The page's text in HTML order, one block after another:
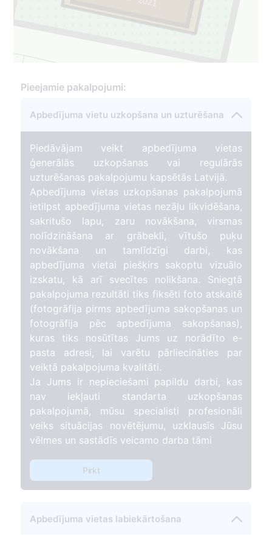
Pieejamie pakalpojumi:
Apbedījuma vietu uzkopšana un uzturēšana
Piedāvājam veikt apbedījuma vietas
ģenerālās uzkopšanas vai regulārās
uzturēšanas pakalpojumu kapsētās Latvijā.
Apbedījuma vietas uzkopšanas pakalpojumā
ietilpst apbedījuma vietas nezāļu likvidēšana,
sakritušo lapu, zaru novākšana, virsmas
nolīdzināšana ar grābekli, vītušo puķu
novākšana un tamlīdzīgi darbi, kas
apbedījuma vietai piešķirs sakoptu vizuālo
izskatu, kā arī svecītes nolikšana. Sniegtā
pakalpojuma rezultāti tiks fiksēti foto atskaitē
(fotogrāfija pirms apbedījuma sakopšanas un
fotogrāfija pēc apbedījuma sakopšanas),
kuras tiks nosūtītas Jums uz norādīto e-
pasta adresi, lai varētu pārliecināties par
veiktā pakalpojuma kvalitāti.
Ja Jums ir nepieciešami papildu darbi, kas
nav iekļauti standarta uzkopšanas
pakalpojumā, mūsu specialisti profesionāli
veiks situācijas novētējumu, uzklausīs Jūsu
vēlmes un sastādīs veicamo darba tāmi
Pirkt
Apbedījuma vietas labiekārtošana